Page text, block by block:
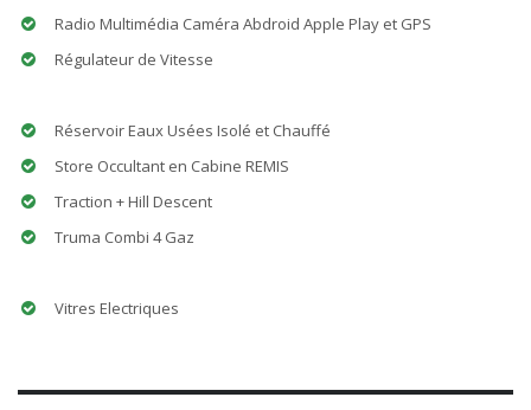
Radio Multimédia Caméra Abdroid Apple Play et GPS
Régulateur de Vitesse
Réservoir Eaux Usées Isolé et Chauffé
Store Occultant en Cabine REMIS
Traction + Hill Descent
Truma Combi 4 Gaz
Vitres Electriques